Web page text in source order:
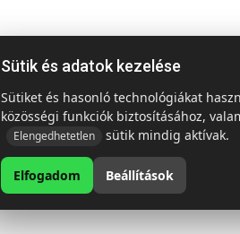
Kezdőlap Termékek
Sütik és adatok kezelése
Sütiket és hasonló technológiákat
közösségi funkciók biztosításához,
Elengedhetetlen sütik mindig aktívak.
Elfogadom Beállítások